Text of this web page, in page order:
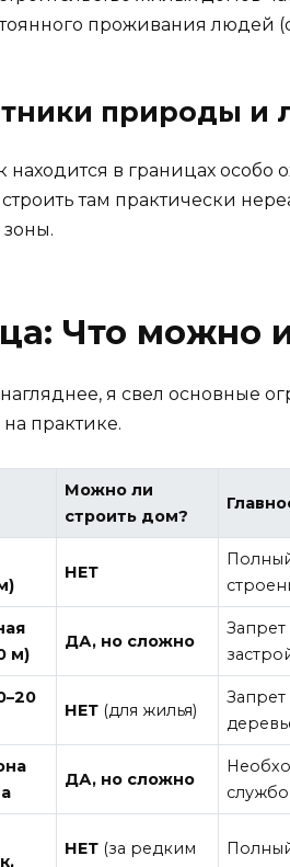
проживания людей
природы и
находится в границах
там практически
Что можно
я свел основные
на практике.
Можно ли
строить дом?
НЕТ
м)
ДА, но сложно
НЕТ (для жилья)
ДА, но сложно
НЕТ (за редким